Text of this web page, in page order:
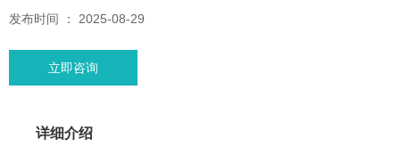
发布时间 ： 2025-08-29
立即咨询
详细介绍